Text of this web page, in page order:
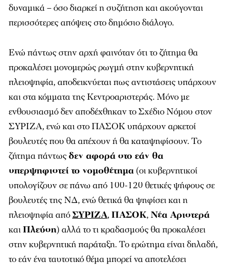
δυναμικά – όσο διαρκεί η συζήτηση και ακούγονται
περισσότερες απόψεις στο δημόσιο διάλογο.
Ενώ πάντως στην αρχή φαινόταν ότι το ζήτημα θα
προκαλέσει μονομερώς ρωγμή στην κυβερνητική
πλειοψηφία, αποδεικνύεται πως αντιστάσεις υπάρχουν
και στα κόμματα της Κεντροαριστεράς. Μόνο με
ενθουσιασμό δεν αποδέχθηκαν το Σχέδιο Νόμου στον
ΣΥΡΙΖΑ, ενώ και στο ΠΑΣΟΚ υπάρχουν αρκετοί
βουλευτές που θα απέχουν ή θα καταψηφίσουν. Το
ζήτημα πάντωςδεν αφορά στο εάν θα
υπερψηφιστεί το νομοθέτημα (οι κυβερνητικοί
υπολογίζουν σε πάνω από 100-120 θετικές ψήφους σε
βουλευτές της ΝΔ, ενώ θετικά θα ψηφίσει και η
πλειοψηφία απόΣΥΡΙΖΑ, ΠΑΣΟΚ, Νέα Αριστερά
καιΠλεύση) αλλά το τι κραδασμούς θα προκαλέσει
στην κυβερνητική παράταξη. Το ερώτημα είναι δηλαδή,
το εάν ένα ταυτοτικό θέμα μπορεί να αποτελέσει